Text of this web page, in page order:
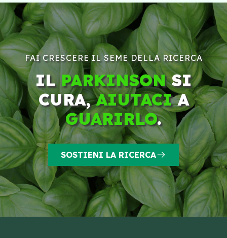
FAI CRESCERE IL SEME DELLA RICERCA
ILPARKINSONSI
CURA,AIUTACIA
GUARIRLO.
SOSTIENI LA RICERCA